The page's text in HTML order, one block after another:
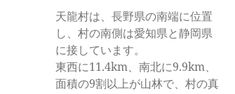
天龍村は、長野県の南端に位置
し、村の南側は愛知県と静岡県
に接しています。
東西に11.4km、南北に9.9km、
面積の9割以上が山林で、村の真